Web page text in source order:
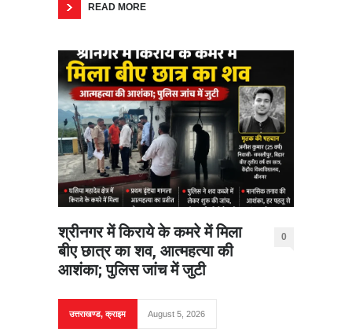
READ MORE
श्रीनगर में किराये के कमरे में मिला
बीए छात्र का शव, आत्महत्या की
आशंका; पुलिस जांच में जुटी
0
उत्तराखण्ड,क्राइम August 5, 2026